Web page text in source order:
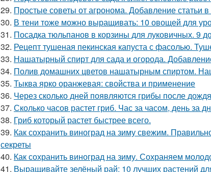
29. Простые советы от агронома. Добавление статьи
30. В тени тоже можно выращивать: 10 овощей для
31. Посадка тюльпанов в корзины для луковичных. 9
32. Рецепт тушеная пекинская капуста с фасолью.
33. Нашатырный спирт для сада и огорода.
34. Полив домашних цветов нашатырным спиртом.
35. Тыква ярко оранжевая: свойства и применение
36. Через сколько дней появляются грибы после
37. Сколько часов растет гриб. Час за часом, день за
38. Гриб который растет быстрее всего.
39. Как сохранить виноград на зиму свежим.
секреты
40. Как сохранить виноград на зиму. Сохраняем
41. Выращивайте зелёный рай: 10 лучших растений